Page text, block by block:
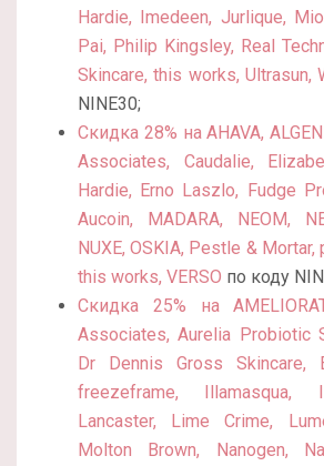
Hardie, Imedeen, Jurlique,
Pai, Philip Kingsley, Real
Skincare, this works, Ultrasun,
NINE30;
Скидка 28% на AHAVA,
Associates, Caudalie,
Hardie, Erno Laszlo, Fudge
Aucoin, MADARA, NEOM,
NUXE, OSKIA, Pestle & Mortar,
this works, VERSO по коду
Скидка 25% на
Associates, Aurelia Probiotic
Dr Dennis Gross Skincare,
freezeframe, Illamasqua,
Lancaster, Lime Crime,
Molton Brown, Nanogen,